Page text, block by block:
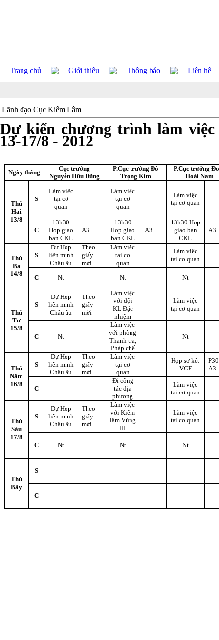
Trang chủ Giới thiệu Thông báo Liên hệ
Lãnh đạo Cục Kiểm Lâm
Dự kiến chương trình làm
13-17/8 - 2012
Ngày tháng
Cục trưởng
Nguyễn Hũu Dũng
P.Cục trưởng Đỗ
Trọng Kim
P.Cục trưởng
Hoài Nam
Thứ
Hai
13/8
S
Làm việc
tại cơ
quan
Làm việc
tại cơ
quan
Làm việc
tại cơ quan
C
13h30
Họp giao
ban CKL
A3
13h30
Họp giao
ban CKL
A3
13h30 Họp
giao ban
CKL
A3
Thứ
Ba
14/8
S
Dự Họp
liên minh
Châu âu
Theo
giấy
mời
Làm việc
tại cơ
quan
Làm việc
tại cơ quan
C Nt Nt Nt
Thứ
Tư
15/8
S
Dự Họp
liên minh
Châu âu
Theo
giấy
mời
Làm việc
với đội
KL Đặc
nhiệm
Làm việc
tại cơ quan
C Nt
Làm việc
với phòng
Thanh tra,
Pháp chế
Nt
Thứ
Năm
16/8
S
Dự Họp
liên minh
Châu âu
Theo
giấy
mời
Làm việc
tại cơ
quan
Họp sơ kết
VCF
A3
C
Đi công
tác địa
phương
Làm việc
tại cơ quan
Thứ
Sáu
17/8
S
Dự Họp
liên minh
Châu âu
Theo
giấy
mời
Làm việc
với Kiểm
lâm Vùng
III
Làm việc
tại cơ quan
C Nt Nt Nt
Thứ
Bẩy
S
C